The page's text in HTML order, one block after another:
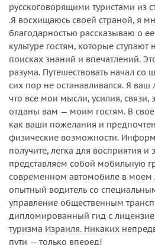
русскоговорящими туристами из
.Я восхищаюсь своей страной, я
благодарностью рассказываю о
культуре гостям, которые
поисках знаний и впечатлений.
разума. Путешествовать начал со
сих пор не останавливался. Я ваш
что все мои мысли, усилия, связи,
отданы вам — моим гостям. В
как ваши пожелания и
физические возможности.
получите, легка для восприятия
представляем собой мобильную
современном автомобиле в моем
опытный водитель со
управление общественным
дипломированный гид с
туризма Израиля. Никаких
пути — только вперед!